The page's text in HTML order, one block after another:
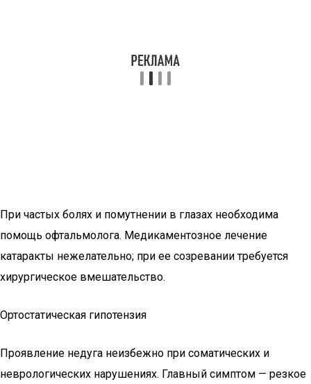
При частых болях и помутнении в глазах необходима
помощь офтальмолога. Медикаментозное лечение
катаракты нежелательно; при ее созревании требуется
хирургическое вмешательство.
Ортостатическая гипотензия
Проявление недуга неизбежно при соматических и
неврологических нарушениях. Главный симптом — резкое